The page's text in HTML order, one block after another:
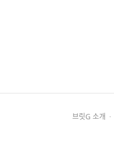
브릿G 소개 ·